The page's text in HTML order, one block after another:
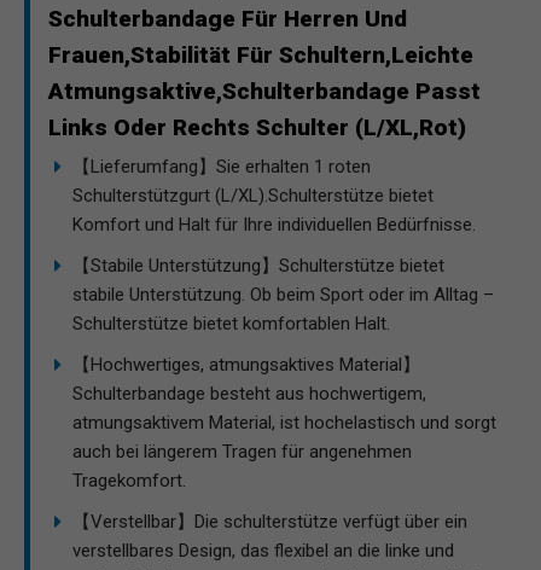
Schulterbandage Für Herren Und
Frauen,Stabilität Für Schultern,Leichte
Atmungsaktive,Schulterbandage Passt
Links Oder Rechts Schulter (L/XL,Rot)
【Lieferumfang】Sie erhalten 1 roten
Schulterstützgurt (L/XL).Schulterstütze bietet
Komfort und Halt für Ihre individuellen Bedürfnisse.
【Stabile Unterstützung】Schulterstütze bietet
stabile Unterstützung. Ob beim Sport oder im Alltag –
Schulterstütze bietet komfortablen Halt.
【Hochwertiges, atmungsaktives Material】
Schulterbandage besteht aus hochwertigem,
atmungsaktivem Material, ist hochelastisch und sorgt
auch bei längerem Tragen für angenehmen
Tragekomfort.
【Verstellbar】Die schulterstütze verfügt über ein
verstellbares Design, das flexibel an die linke und